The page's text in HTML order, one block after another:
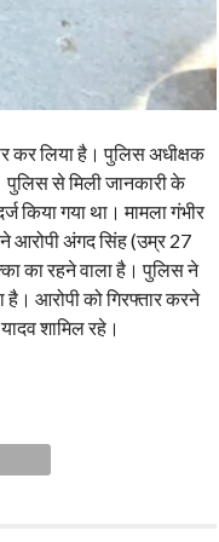
कर लिया है। पुलिस अधीक्षक
पुलिस से मिली जानकारी के
किया गया था। मामला गंभीर
आरोपी अंगद सिंह (उम्र 27
का रहने वाला है। पुलिस ने
आरोपी को गिरफ्तार करने
शामिल रहे।